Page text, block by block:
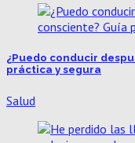
¿Puedo conducir
práctica y segura
Salud